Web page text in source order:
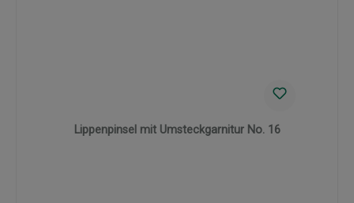
Lippenpinsel mit Umsteckgarnitur No. 16